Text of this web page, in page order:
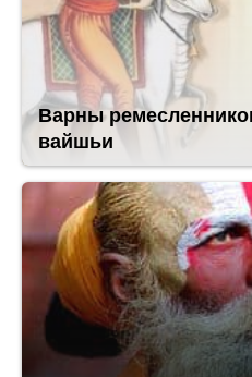
Варны
вайшьи